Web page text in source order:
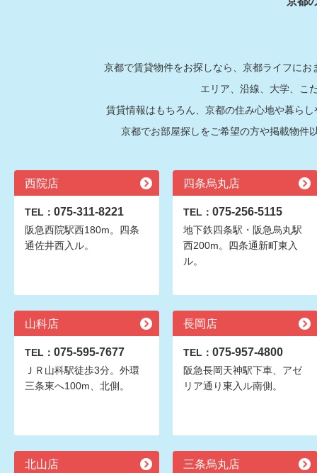
京都で賃貸物件をお探しなら、京都ライフに
エリア、沿線、大学、こ
賃貸情報はもちろん、京都の住み心地や暮ら
京都でお部屋探しをご希望の方や掲載物件
西院店
TEL： 075-311-8221
阪急西院駅西180m。四条
通佐井西入ル。
四条烏丸店
TEL： 075-256-5115
地下鉄四条駅・阪急烏丸駅
西200m。四条通新町東入
ル。
山科店
TEL： 075-595-7677
ＪＲ山科駅徒歩3分。外環
三条東へ100m、北側。
長岡店
TEL： 075-957-4800
阪急長岡天神駅下車、アゼ
リア通り東入ル南側。
北山店 三条烏丸店